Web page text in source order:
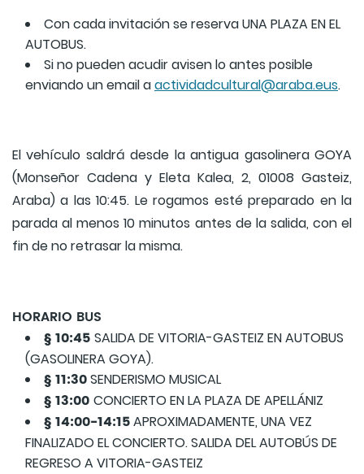
Con cada invitación se reserva UNA PLAZA EN EL
AUTOBUS.
Si no pueden acudir avisen lo antes posible
enviando un email aactividadcultural@araba.eus.
El vehículo saldrá desde la antigua gasolinera GOYA
(Monseñor Cadena y Eleta Kalea, 2, 01008 Gasteiz,
Araba) a las 10:45. Le rogamos esté preparado en la
parada al menos 10 minutos antes de la salida, con el
fin de no retrasar la misma.
HORARIO BUS
§ 10:45 SALIDA DE VITORIA-GASTEIZ EN AUTOBUS
(GASOLINERA GOYA).
§ 11:30SENDERISMO MUSICAL
§ 13:00 CONCIERTO EN LA PLAZA DE APELLÁNIZ
§ 14:00-14:15APROXIMADAMENTE, UNA VEZ
FINALIZADO EL CONCIERTO. SALIDA DEL AUTOBÚS DE
REGRESO A VITORIA-GASTEIZ